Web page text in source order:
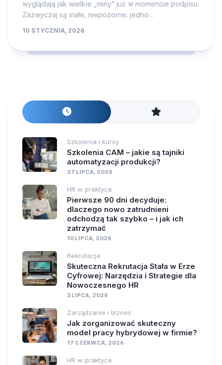
wyglądają jak wielkie „miny” już w momencie podpisu.
Zazwyczaj są małe, niepozorne: jedno...
10 STYCZNIA, 2026
Szkolenia i kursy
Szkolenia CAM – jakie są tajniki
automatyzacji produkcji?
27 LIPCA, 2026
HR w praktyce
Pierwsze 90 dni decyduje:
dlaczego nowo zatrudnieni
odchodzą tak szybko – i jak ich
zatrzymać
10 LIPCA, 2026
Rekrutacja
Skuteczna Rekrutacja Stała w Erze
Cyfrowej: Narzędzia i Strategie dla
Nowoczesnego HR
3 LIPCA, 2026
Zarządzanie i biznes
Jak zorganizować skuteczny
model pracy hybrydowej w firmie?
17 CZERWCA, 2026
HR w praktyce